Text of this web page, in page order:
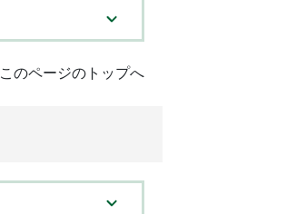
このページのトップへ